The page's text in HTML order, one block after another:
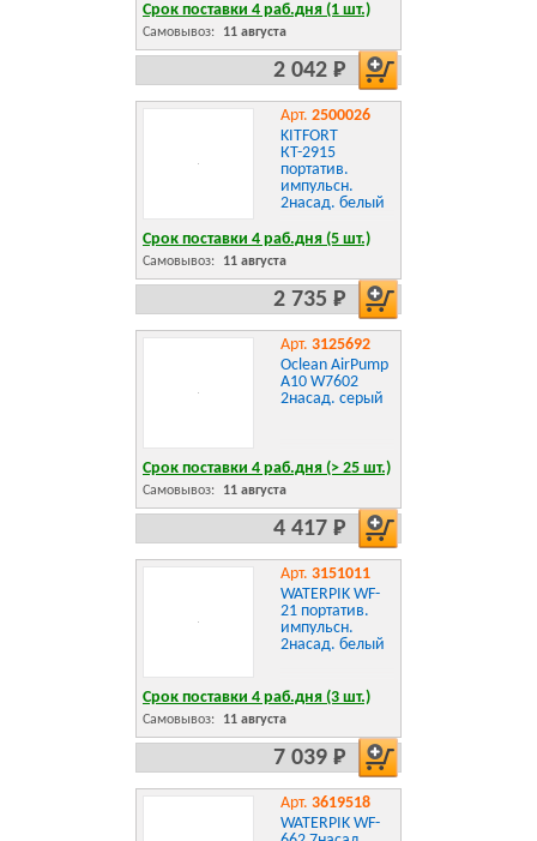
Срок поставки 4 раб.дня (1 шт.)
Самовывоз: 11 августа
2 042 Р
Арт. 2500026
KITFORT
КТ-2915
портатив.
импульсн.
2насад. белый
Срок поставки 4 раб.дня (5 шт.)
Самовывоз: 11 августа
2 735 Р
Арт. 3125692
Oclean AirPump
A10 W7602
2насад. серый
Срок поставки 4 раб.дня (> 25 шт.)
Самовывоз: 11 августа
4 417 Р
Арт. 3151011
WATERPIK WF-
21 портатив.
импульсн.
2насад. белый
Срок поставки 4 раб.дня (3 шт.)
Самовывоз: 11 августа
7 039 Р
Арт. 3619518
WATERPIK WF-